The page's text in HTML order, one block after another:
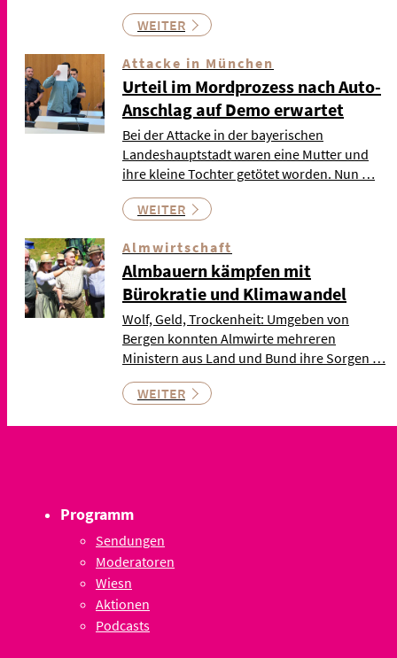
WEITER
Attacke in München
Urteil im Mordprozess nach Auto-
Anschlag auf Demo erwartet
Bei der Attacke in der bayerischen
Landeshauptstadt waren eine Mutter und
ihre kleine Tochter getötet worden. Nun …
WEITER
Almwirtschaft
Almbauern kämpfen mit
Bürokratie und Klimawandel
Wolf, Geld, Trockenheit: Umgeben von
Bergen konnten Almwirte mehreren
Ministern aus Land und Bund ihre Sorgen …
WEITER
Programm
Sendungen
Moderatoren
Wiesn
Aktionen
Podcasts